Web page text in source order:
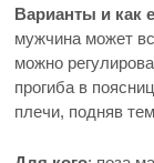
Варианты и как
мужчина может
можно
прогиба в
плечи, подняв